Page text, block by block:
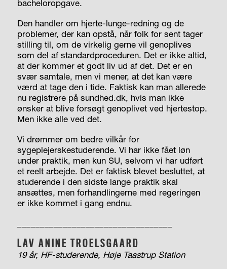
bacheloropgave.
Den handler om hjerte-lunge-redning og de
problemer, der kan opstå, når folk for sent tager
stilling til, om de virkelig gerne vil genoplives
som del af standardproceduren. Det er ikke altid,
at der kommer et godt liv ud af det. Det er en
svær samtale, men vi mener, at det kan være
værd at tage den i tide. Faktisk kan man allerede
nu registrere på sundhed.dk, hvis man ikke
ønsker at blive forsøgt genoplivet ved hjertestop.
Men ikke alle ved det.
Vi drømmer om bedre vilkår for
sygeplejerskestuderende. Vi har ikke fået løn
under praktik, men kun SU, selvom vi har udført
et reelt arbejde. Det erfaktisk blevet besluttet, at
studerende i den sidste lange praktik skal
ansættes, men forhandlingerne med regeringen
er ikke kommet i gang endnu.
LAV ANINE TROELSGAARD
19 år, HF-studerende, Høje Taastrup Station